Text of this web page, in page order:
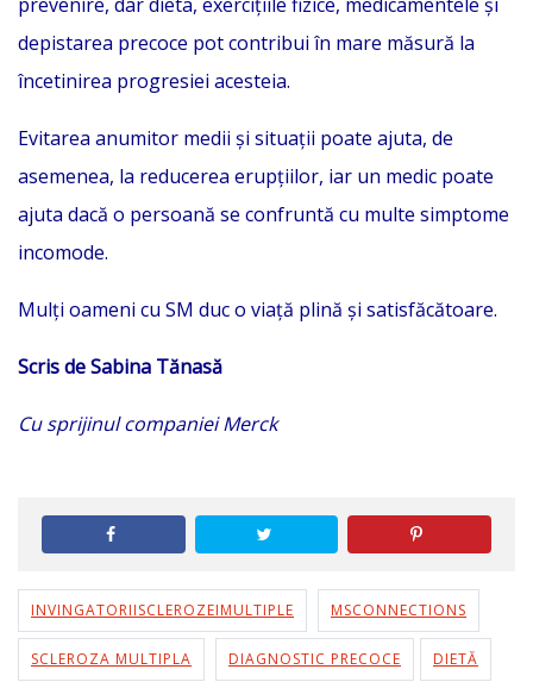
depistarea precoce pot contribui în mare măsură la
încetinirea progresiei acesteia.
Evitarea anumitor medii și situații poate ajuta, de
asemenea, la reducerea erupțiilor, iar un medic poate
ajuta dacă o persoană se confruntă cu multe simptome
incomode.
Mulți oameni cu SM duc o viață plină și satisfăcătoare.
Scris de Sabina Tănasă
Cu sprijinul companiei Merck
INVINGATORIISCLEROZEIMULTIPLE MSCONNECTIONS
SCLEROZA MULTIPLA DIAGNOSTIC PRECOCE DIETĂ